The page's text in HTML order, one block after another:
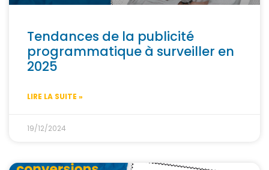
Tendances de la publicité
programmatique à surveiller en
2025
LIRE LA SUITE »
19/12/2024